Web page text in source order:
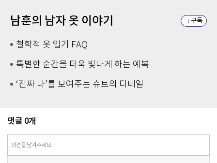
남훈의 남자 옷 이야기 구독
철학적 옷 입기 FAQ
특별한 순간을 더욱 빛나게 하는 예복
‘진짜 나’를 보여주는 슈트의 디테일
댓글 0개
의견을 남겨주세요.